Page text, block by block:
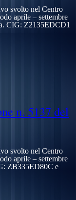
svolto nel Centro
aprile – settembre
CIG: Z2135EDCD1
n. 5137 del
svolto nel Centro
aprile – settembre
ZB335ED80C e